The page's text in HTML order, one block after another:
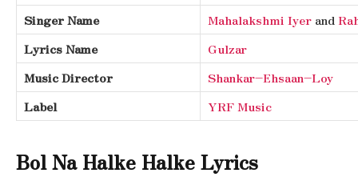
Singer Name
Mahalakshmi Iyer and
Lyrics Name
Gulzar
Music Director
Shankar–Ehsaan–Loy
Label
YRF Music
Bol Na Halke Halke Lyrics